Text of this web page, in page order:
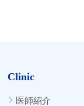
Clinic
医師紹介